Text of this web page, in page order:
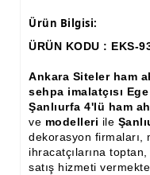
Ham Ahşap Saksılık
Ham Ahşap Çalışma
Ham Ahşap Dilsiz Uşak
Ham Ahşap Komodin
Ürün Bilgisi:
ÜRÜN KODU : EKS-
Ankara Siteler ham
sehpa imalatçısı
Şanlıurfa 4'lü ham
ve modelleri ile
dekorasyon firmaları,
ihracatçılarına
satış hizmeti